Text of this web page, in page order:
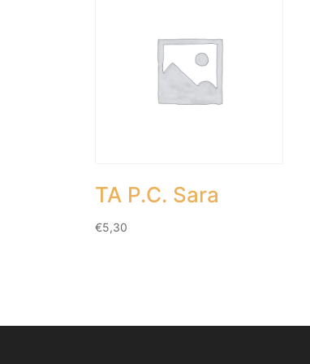
TA P.C. Sara
€5,30